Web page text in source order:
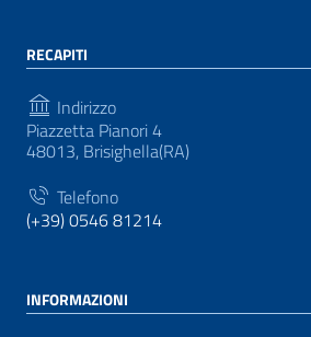
RECAPITI
Indirizzo
Piazzetta Pianori 4
48013, Brisighella(RA)
Telefono
(+39) 0546 81214
INFORMAZIONI